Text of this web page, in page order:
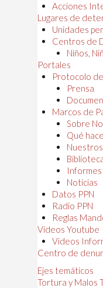
Acciones
Lugares de
Unidades
Centros de
Niños,
Portales
Protocolo
Prensa
Marcos de
Sobre
Qué
Informes
Noticias
Datos PPN
Radio PPN
Reglas
Videos Youtube
Videos
Centro de
Ejes temáticos
Tortura y Malos